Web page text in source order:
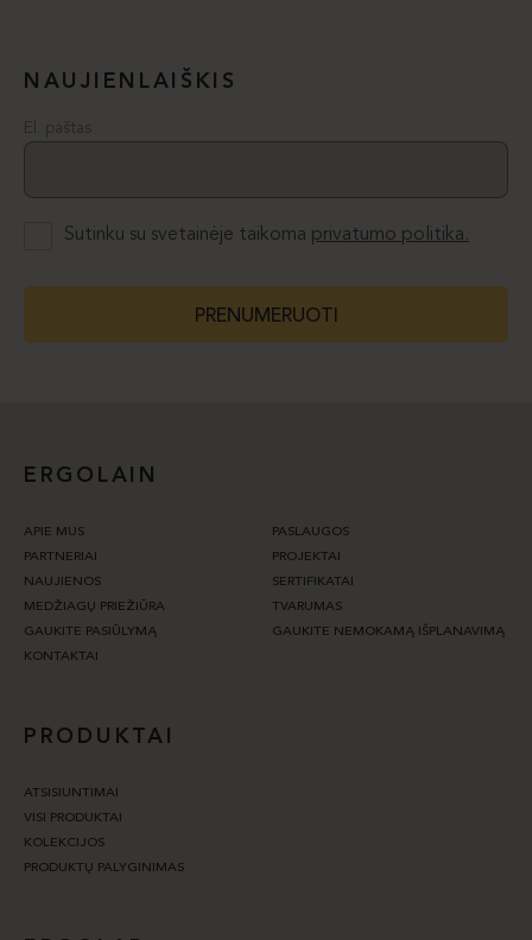
NAUJIENLAIŠKIS
El. paštas
Sutinku su svetainėje taikoma privatumo politika.
PRENUMERUOTI
ERGOLAIN
APIE MUS
PASLAUGOS
PARTNERIAI
PROJEKTAI
NAUJIENOS
SERTIFIKATAI
MEDŽIAGŲ PRIEŽIŪRA
TVARUMAS
GAUKITE PASIŪLYMĄ
GAUKITE NEMOKAMĄ IŠPLANAVIMĄ
KONTAKTAI
PRODUKTAI
ATSISIUNTIMAI
VISI PRODUKTAI
KOLEKCIJOS
PRODUKTŲ PALYGINIMAS